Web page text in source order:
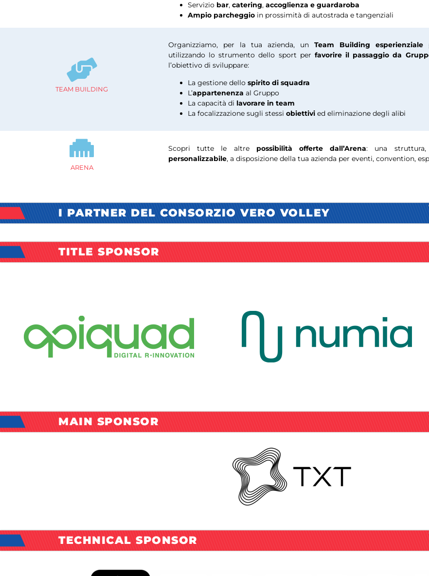
Leggi tutte le news di MaggioServizio bar, catering, accoglienza e guardaroba
Ampio parcheggio in prossimità di autostrada e tangenziali
TEAM BUILDING
Organizziamo, per la tua azienda, unTeam Building esperienziale
utilizzando lo strumento dello sport per favorire il passaggio da
l’obiettivo di sviluppare:
La gestione dello spirito di squadra
L’appartenenza al Gruppo
La capacità di lavorare in team
La focalizzazione sugli stessi obiettivi ed eliminazione degli alibi
ARENA
Scopri tutte le altre possibilità offerte dall’Arena: una struttura,
personalizzabile, a disposizione della tua azienda per eventi, convention,
I PARTNER DEL CONSORZIO VERO VOLLEY
TITLE SPONSOR
MAIN SPONSOR
TECHNICAL SPONSOR